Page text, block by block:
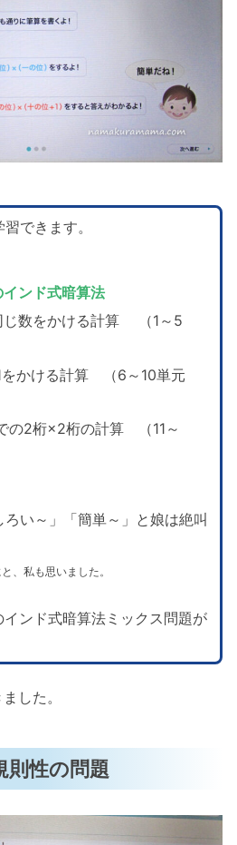
できます。
ンド式暗算法
じ数をかける計算 （1～5
をかける計算 （6～10単元
の2桁×2桁の計算 （11～
ろい～」「簡単～」と娘は絶叫
、私も思いました。
ンド式暗算法ミックス問題が
した。
性の問題